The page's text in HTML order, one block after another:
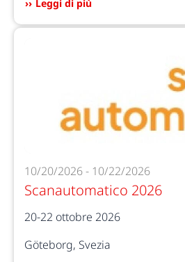
Leggi di più
10/20/2026 - 10/22/2026
Scanautomatico 2026
20-22 ottobre 2026
Göteborg, Svezia